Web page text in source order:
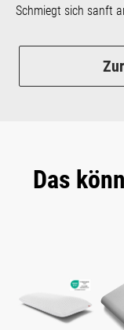
Schmiegt sich sanft
Das